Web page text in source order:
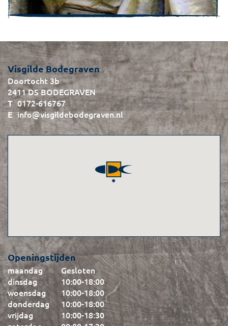
Visgilde Bodegraven
Doortocht 3b
2411 DS BODEGRAVEN
0172-616767
info@visgildebodegraven.nl
Openingstijden
maandag
Gesloten
dinsdag
10:00-18:00
woensdag
10:00-18:00
donderdag
10:00-18:00
vrijdag
10:00-18:30